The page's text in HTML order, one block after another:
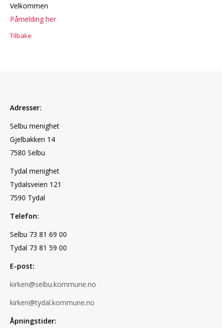
Velkommen
Påmelding her
Tilbake
Adresser:
Selbu menighet
Gjelbakken 14
7580 Selbu
Tydal menighet
Tydalsveien 121
7590 Tydal
Telefon:
Selbu 73 81 69 00
Tydal 73 81 59 00
E-post:
kirken@selbu.kommune.no
kirken@tydal.kommune.no
Åpningstider: